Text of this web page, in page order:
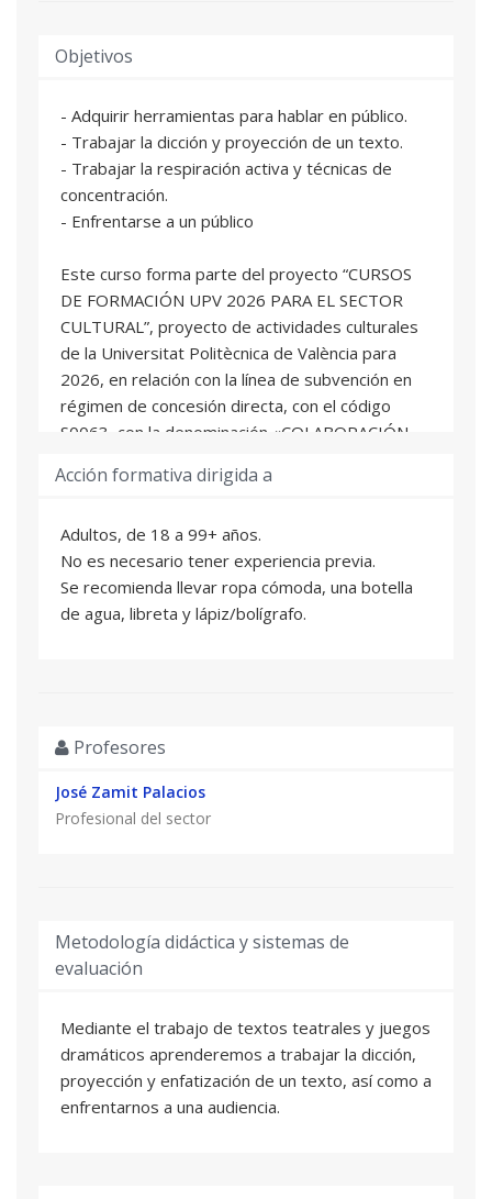
Objetivos
- Adquirir herramientas para hablar en público.
- Trabajar la dicción y proyección de un texto.
- Trabajar la respiración activa y técnicas de
concentración.
- Enfrentarse a un público
Este curso forma parte del proyecto “CURSOS
DE FORMACIÓN UPV 2026 PARA EL SECTOR
CULTURAL”, proyecto de actividades culturales
de la Universitat Politècnica de València para
2026, en relación con la línea de subvención en
régimen de concesión directa, con el código
S0063, con la denominación «COLABORACIÓN
DE PROFESIONALES DE LA CULTURA» de la
Acción formativa dirigida a
Adultos, de 18 a 99+ años.
No es necesario tener experiencia previa.
Se recomienda llevar ropa cómoda, una botella
de agua, libreta y lápiz/bolígrafo.
Profesores
José Zamit Palacios
Profesional del sector
Metodología didáctica y sistemas de
evaluación
Mediante el trabajo de textos teatrales y juegos
dramáticos aprenderemos a trabajar la dicción,
proyección y enfatización de un texto, así como a
enfrentarnos a una audiencia.